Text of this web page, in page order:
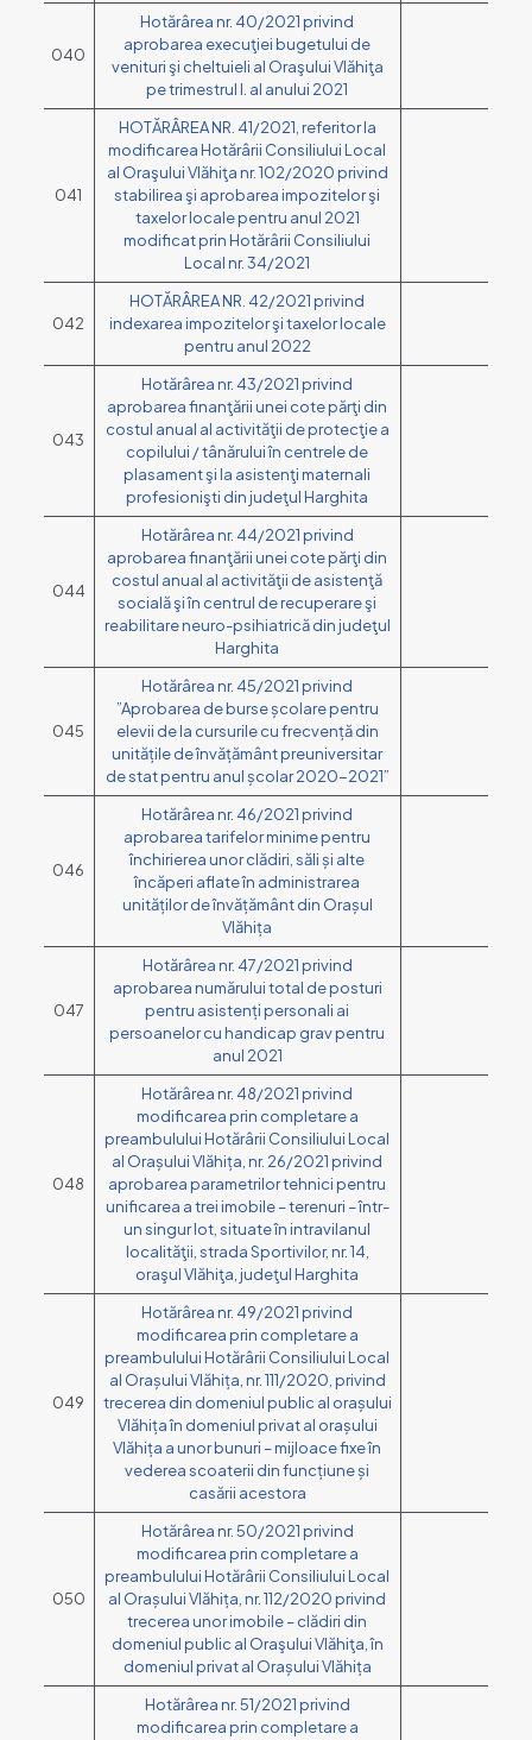
040
Hotărârea nr. 40/2021 privind
aprobarea execuţiei bugetului de
venituri şi cheltuieli al Oraşului Vlăhiţa
pe trimestrul I. al anului 2021
041
HOTĂRÂREA NR. 41/2021, referitor la
modificarea Hotărârii Consiliului Local
al Oraşului Vlăhiţa nr. 102/2020 privind
stabilirea şi aprobarea impozitelor şi
taxelor locale pentru anul 2021
modificat prin Hotărârii Consiliului
Local nr. 34/2021
042
HOTĂRÂREA NR. 42/2021 privind
indexarea impozitelor şi taxelor locale
pentru anul 2022
043
Hotărârea nr. 43/2021 privind
aprobarea finanţării unei cote părţi din
costul anual al activităţii de protecţie a
copilului / tânărului în centrele de
plasament şi la asistenţi maternali
profesionişti din judeţul Harghita
044
Hotărârea nr. 44/2021 privind
aprobarea finanţării unei cote părţi din
costul anual al activităţii de asistenţă
socială şi în centrul de recuperare şi
reabilitare neuro-psihiatrică din judeţul
Harghita
045
Hotărârea nr. 45/2021 privind
”Aprobarea de burse școlare pentru
elevii de la cursurile cu frecvență din
unitățile de învățământ preuniversitar
de stat pentru anul școlar 2020-2021”
046
Hotărârea nr. 46/2021 privind
aprobarea tarifelor minime pentru
închirierea unor clădiri, săli și alte
încăperi aflate în administrarea
unităților de învățământ din Orașul
Vlăhița
047
Hotărârea nr. 47/2021 privind
aprobarea numărului total de posturi
pentru asistenți personali ai
persoanelor cu handicap grav pentru
anul 2021
048
Hotărârea nr. 48/2021 privind
modificarea prin completare a
preambulului Hotărârii Consiliului Local
al Orașului Vlăhița, nr. 26/2021 privind
aprobarea parametrilor tehnici pentru
unificarea a trei imobile – terenuri – într-
un singur lot, situate în intravilanul
localităţii, strada Sportivilor, nr. 14,
oraşul Vlăhiţa, judeţul Harghita
049
Hotărârea nr. 49/2021 privind
modificarea prin completare a
preambulului Hotărârii Consiliului Local
al Orașului Vlăhița, nr. 111/2020, privind
trecerea din domeniul public al orașului
Vlăhița în domeniul privat al orașului
Vlăhița a unor bunuri – mijloace fixe în
vederea scoaterii din funcțiune și
casării acestora
050
Hotărârea nr. 50/2021 privind
modificarea prin completare a
preambulului Hotărârii Consiliului Local
al Orașului Vlăhița, nr. 112/2020 privind
trecerea unor imobile – clădiri din
domeniul public al Oraşului Vlăhiţa, în
domeniul privat al Orașului Vlăhița
Hotărârea nr. 51/2021 privind
modificarea prin completare a